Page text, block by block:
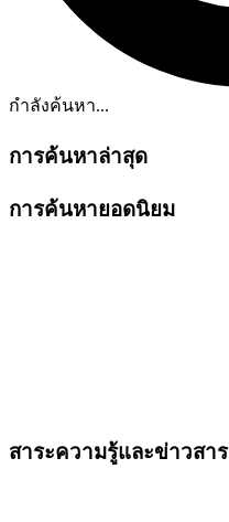
กำลังค้นหา...
การค้นหาล่าสุด
การค้นหายอดนิยม
สาระความรู้และข่าวสาร